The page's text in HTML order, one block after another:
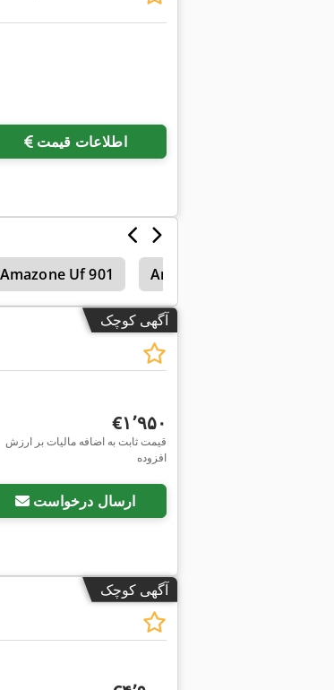
اطلاعات قیمت
Amazone Uf 901 Amazone Uf 1501
آگهی کوچک
‎€۱٬۹۵۰
قیمت ثابت به اضافه مالیات بر ارزش
افزوده
ارسال درخواست
آگهی کوچک